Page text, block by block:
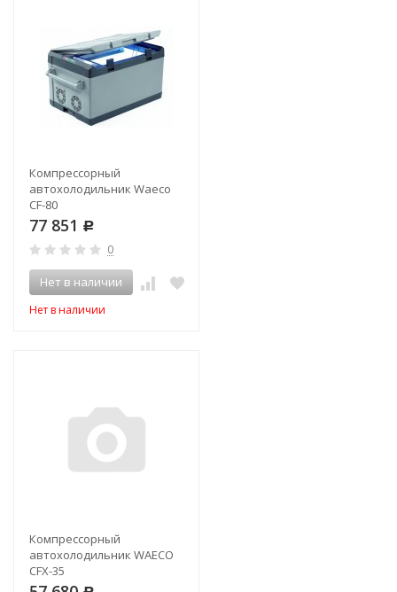
Компрессорный
автохолодильник Waeco
CF-80
77 851 Р
0
Нет в наличии
Нет в наличии
Компрессорный
автохолодильник WAECO
CFX-35